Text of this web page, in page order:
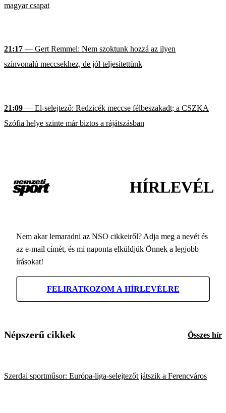
magyar csapat
21:17 — Gert Remmel: Nem szoktunk hozzá az ilyen
színvonalú meccsekhez, de jól teljesítettünk
21:09 — El-selejtező: Redzicék meccse félbeszakadt; a CSZKA
Szófia helye szinte már biztos a rájátszásban
HÍRLEVÉL
Nem akar lemaradni az NSO cikkeiről? Adja meg a nevét és
az e-mail címét, és mi naponta elküldjük Önnek a legjobb
írásokat!
FELIRATKOZOM A HÍRLEVÉLRE
Népszerű cikkek Összes hír
Szerdai sportműsor: Európa-liga-selejtezőt játszik a Ferencváros